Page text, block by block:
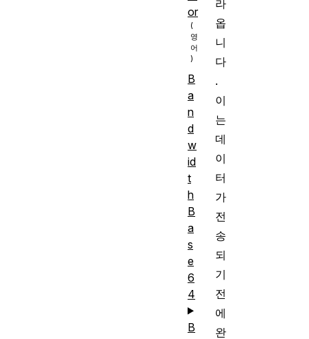
라
옵
니
다
.
이
는
데
이
터
가
전
송
되
기
전
에
완
or
B
a
n
d
w
id
t
h
B
a
s
e
6
4
B